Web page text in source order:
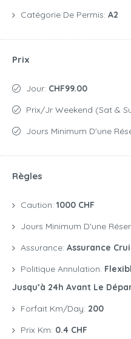
Catégorie De Permis: A2
Prix
Jour: CHF99.00
Prix/jr Weekend (Sat &
Jours Minimum D'une
Règles
Caution: 1000 CHF
Jours Minimum D'une
Assurance: Assurance
Politique Annulation:
Jusqu’à 24h Avant Le
Forfait Km/day: 200
Prix Km: 0.4 CHF